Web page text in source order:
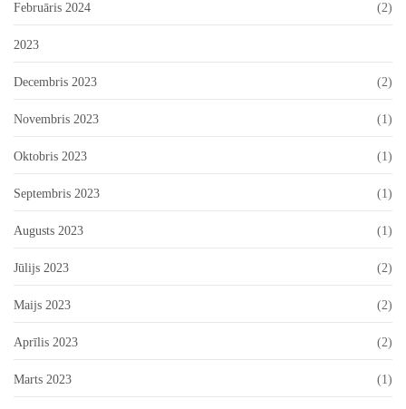
Februāris 2024 (2)
2023
Decembris 2023 (2)
Novembris 2023 (1)
Oktobris 2023 (1)
Septembris 2023 (1)
Augusts 2023 (1)
Jūlijs 2023 (2)
Maijs 2023 (2)
Aprīlis 2023 (2)
Marts 2023 (1)